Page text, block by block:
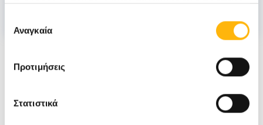
των υπηρεσιών τους.
συγκατάθεσης
Αναγκαία
Προτιμήσεις
Στατιστικά
Νέα